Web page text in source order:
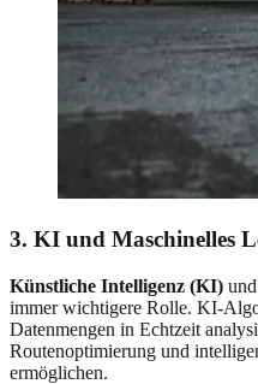
3. KI und Maschinelles
Künstliche Intelligenz (KI)
immer wichtigere Rolle. KI-
Datenmengen in Echtzeit
Routenoptimierung und
ermöglichen.